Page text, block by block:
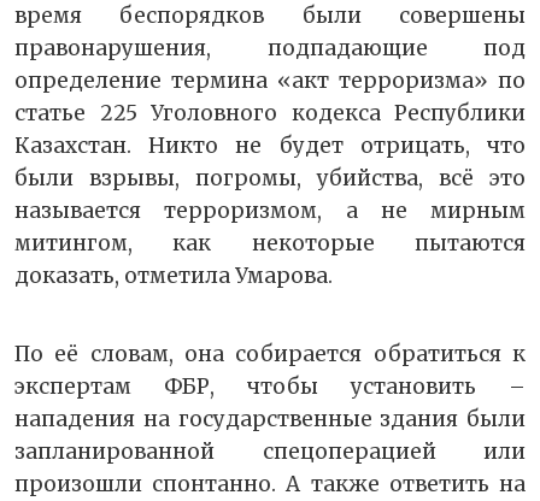
время беспорядков были совершены
правонарушения, подпадающие под
определение термина «акт терроризма» по
статье 225 Уголовного кодекса Республики
Казахстан. Никто не будет отрицать, что
были взрывы, погромы, убийства, всё это
называется терроризмом, а не мирным
митингом, как некоторые пытаются
доказать, отметила Умарова.
По её словам, она собирается обратиться к
экспертам ФБР, чтобы установить –
нападения на государственные здания были
запланированной спецоперацией или
произошли спонтанно. А также ответить на